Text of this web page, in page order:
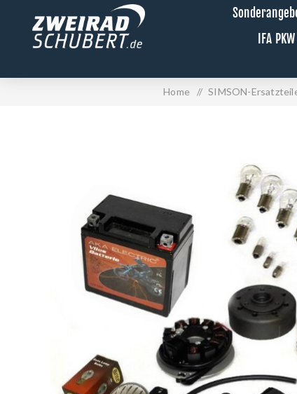
IFA
Home / SIMSON-